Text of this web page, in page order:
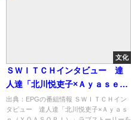
文化
ＳＷＩＴＣＨインタビュー 達
人達「北川悦吏子×Ａｙａｓｅ
（ＹＯＡＳＯＢＩ）」[字]…の番
組内容解析まとめ
出典：EPGの番組情報 ＳＷＩＴＣＨイン
タビュー 達人達「北川悦吏子×Ａｙａｓ